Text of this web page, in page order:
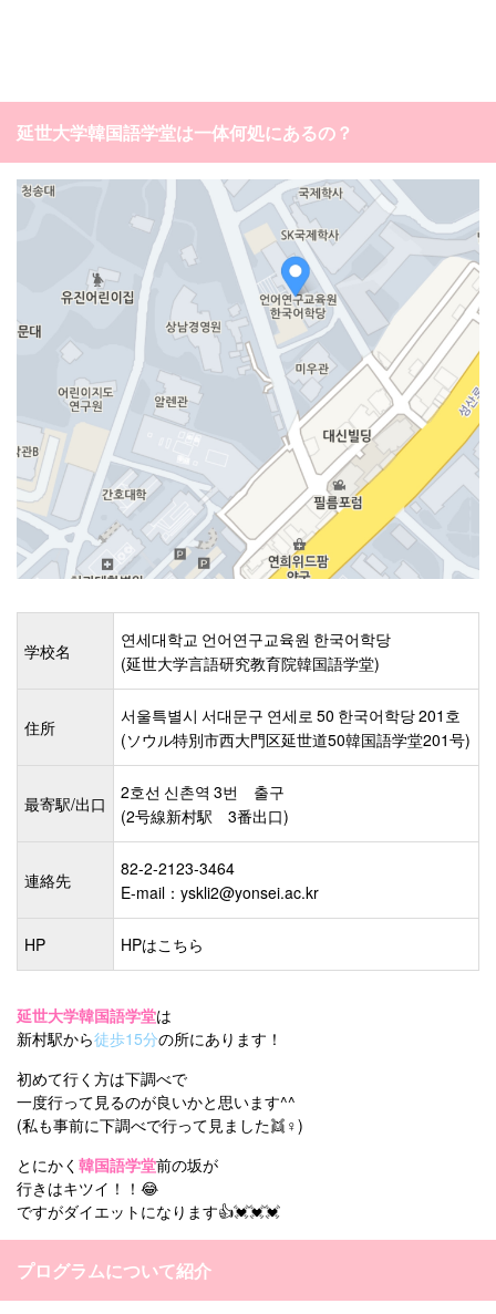
延世大学韓国語学堂は一体何処にあるの？
学校名
연세대학교 언어연구교육원 한국어학당
(延世大学言語研究教育院韓国語学堂)
住所
서울특별시 서대문구 연세로 50 한국어학당 201호
(ソウル特別市西大門区延世道50韓国語学堂201号)
最寄駅/出口
2호선 신촌역 3번 출구
(2号線新村駅 3番出口)
連絡先
82-2-2123-3464
E-mail：yskli2@yonsei.ac.kr
HP HPはこちら
延世大学韓国語学堂は
新村駅から徒歩15分の所にあります！
初めて行く方は下調べで
一度行って見るのが良いかと思います^^
(私も事前に下調べで行って見ました👯♀)
とにかく 韓国語学堂前の坂が
行きはキツイ！！😂
ですがダイエットになります👍💓💓💓
プログラムについて紹介